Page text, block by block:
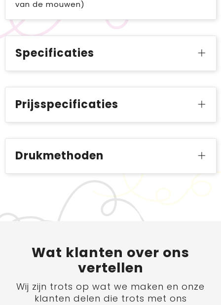
van de mouwen)
Specificaties
Prijsspecificaties
Drukmethoden
Wat klanten over ons
vertellen
Wij zijn trots op wat we maken en onze
klanten delen die trots met ons